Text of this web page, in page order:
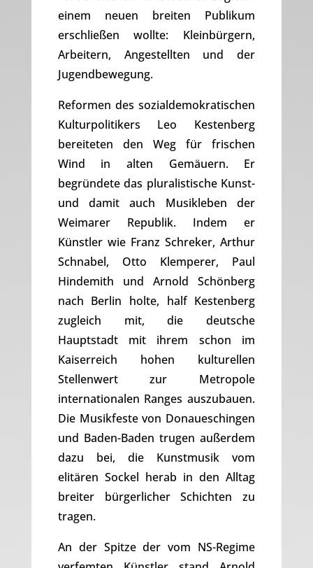
einem neuen breiten Publikum
erschließen wollte: Kleinbürgern,
Arbeitern, Angestellten und der
Jugendbewegung.
Reformen des sozialdemokratischen
Kulturpolitikers Leo Kestenberg
bereiteten den Weg für frischen
Wind in alten Gemäuern. Er
begründete das pluralistische Kunst-
und damit auch Musikleben der
Weimarer Republik. Indem er
Künstler wie Franz Schreker, Arthur
Schnabel, Otto Klemperer, Paul
Hindemith und Arnold Schönberg
nach Berlin holte, half Kestenberg
zugleich mit, die deutsche
Hauptstadt mit ihrem schon im
Kaiserreich hohen kulturellen
Stellenwert zur Metropole
internationalen Ranges auszubauen.
Die Musikfeste von Donaueschingen
und Baden-Baden trugen außerdem
dazu bei, die Kunstmusik vom
elitären Sockel herab in den Alltag
breiter bürgerlicher Schichten zu
tragen.
An der Spitze der vom NS-Regime